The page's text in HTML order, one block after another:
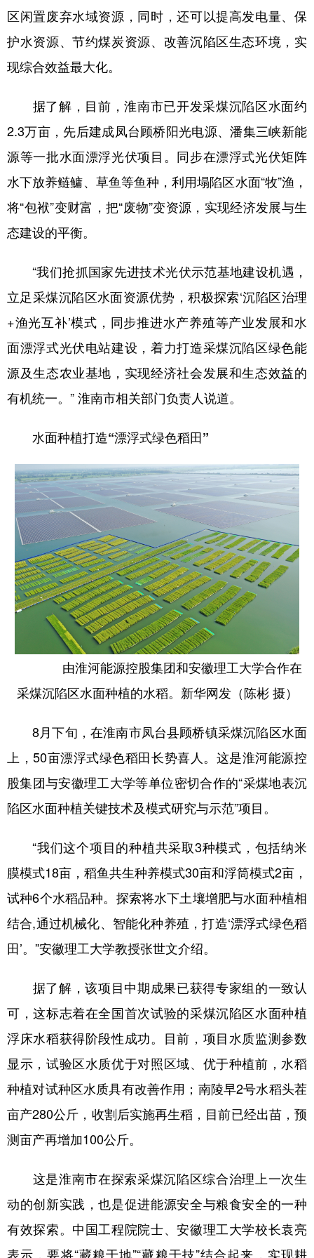
区闲置废弃水域资源，同时，还可以提高发电量、保
护水资源、节约煤炭资源、改善沉陷区生态环境，实
现综合效益最大化。
据了解，目前，淮南市已开发采煤沉陷区水面约
2.3万亩，先后建成凤台顾桥阳光电源、潘集三峡新能
源等一批水面漂浮光伏项目。同步在漂浮式光伏矩阵
水下放养鲢鳙、草鱼等鱼种，利用塌陷区水面“牧”渔，
将“包袱”变财富，把“废物”变资源，实现经济发展与生
态建设的平衡。
“我们抢抓国家先进技术光伏示范基地建设机遇，
立足采煤沉陷区水面资源优势，积极探索‘沉陷区治理
+渔光互补’模式，同步推进水产养殖等产业发展和水
面漂浮式光伏电站建设，着力打造采煤沉陷区绿色能
源及生态农业基地，实现经济社会发展和生态效益的
有机统一。” 淮南市相关部门负责人说道。
水面种植打造“漂浮式绿色稻田”
由淮河能源控股集团和安徽理工大学合作在
采煤沉陷区水面种植的水稻。新华网发（陈彬 摄）
8月下旬，在淮南市凤台县顾桥镇采煤沉陷区水面
上，50亩漂浮式绿色稻田长势喜人。这是淮河能源控
股集团与安徽理工大学等单位密切合作的“采煤地表沉
陷区水面种植关键技术及模式研究与示范”项目。
“我们这个项目的种植共采取3种模式，包括纳米
膜模式18亩，稻鱼共生种养模式30亩和浮筒模式2亩，
试种6个水稻品种。探索将水下土壤增肥与水面种植相
结合,通过机械化、智能化种养殖，打造‘漂浮式绿色稻
田’。”安徽理工大学教授张世文介绍。
据了解，该项目中期成果已获得专家组的一致认
可，这标志着在全国首次试验的采煤沉陷区水面种植
浮床水稻获得阶段性成功。目前，项目水质监测参数
显示，试验区水质优于对照区域、优于种植前，水稻
种植对试种区水质具有改善作用；南陵早2号水稻头茬
亩产280公斤，收割后实施再生稻，目前已经出苗，预
测亩产再增加100公斤。
这是淮南市在探索采煤沉陷区综合治理上一次生
动的创新实践，也是促进能源安全与粮食安全的一种
有效探索。中国工程院院士、安徽理工大学校长袁亮
表示，要将“藏粮于地”“藏粮于技”结合起来，实现耕